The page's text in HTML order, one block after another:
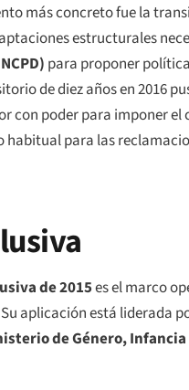
más concreto fue la
estructurales
para proponer
de diez años en 2016
con poder para imponer
habitual para las
de 2015es el marco
aplicación está liderada
de Género,